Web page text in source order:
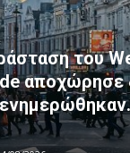
του
αποχώρησε